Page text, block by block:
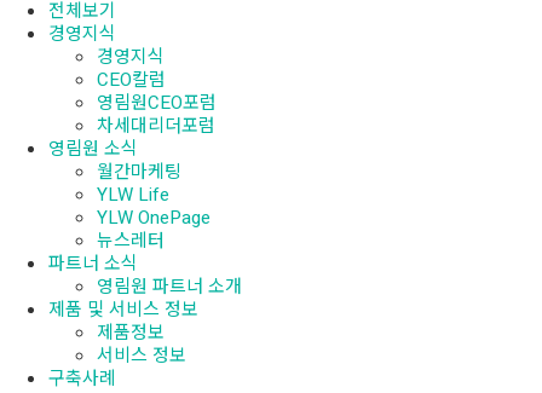
전체보기
경영지식
경영지식
CEO칼럼
영림원CEO포럼
차세대리더포럼
영림원 소식
월간마케팅
YLW Life
YLW OnePage
뉴스레터
파트너 소식
영림원 파트너 소개
제품 및 서비스 정보
제품정보
서비스 정보
구축사례